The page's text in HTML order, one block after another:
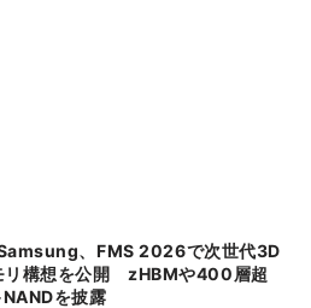
リ構想を公開 zHBMや400層超
を披露